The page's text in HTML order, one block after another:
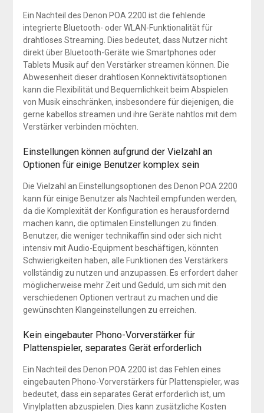
Ein Nachteil des Denon POA 2200 ist die fehlende
integrierte Bluetooth- oder WLAN-Funktionalität für
drahtloses Streaming. Dies bedeutet, dass Nutzer nicht
direkt über Bluetooth-Geräte wie Smartphones oder
Tablets Musik auf den Verstärker streamen können. Die
Abwesenheit dieser drahtlosen Konnektivitätsoptionen
kann die Flexibilität und Bequemlichkeit beim Abspielen
von Musik einschränken, insbesondere für diejenigen, die
gerne kabellos streamen und ihre Geräte nahtlos mit dem
Verstärker verbinden möchten.
Einstellungen können aufgrund der Vielzahl an
Optionen für einige Benutzer komplex sein
Die Vielzahl an Einstellungsoptionen des Denon POA 2200
kann für einige Benutzer als Nachteil empfunden werden,
da die Komplexität der Konfiguration es herausfordernd
machen kann, die optimalen Einstellungen zu finden.
Benutzer, die weniger technikaffin sind oder sich nicht
intensiv mit Audio-Equipment beschäftigen, könnten
Schwierigkeiten haben, alle Funktionen des Verstärkers
vollständig zu nutzen und anzupassen. Es erfordert daher
möglicherweise mehr Zeit und Geduld, um sich mit den
verschiedenen Optionen vertraut zu machen und die
gewünschten Klangeinstellungen zu erreichen.
Kein eingebauter Phono-Vorverstärker für
Plattenspieler, separates Gerät erforderlich
Ein Nachteil des Denon POA 2200 ist das Fehlen eines
eingebauten Phono-Vorverstärkers für Plattenspieler, was
bedeutet, dass ein separates Gerät erforderlich ist, um
Vinylplatten abzuspielen. Dies kann zusätzliche Kosten